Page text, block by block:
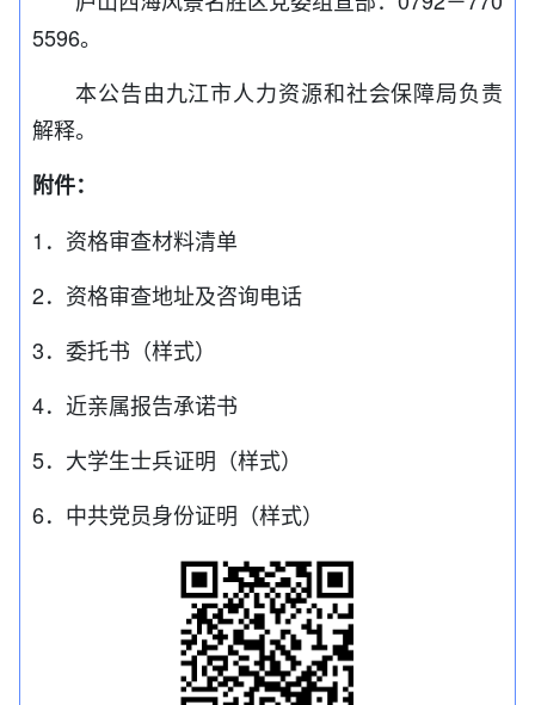
5596。
本公告由九江市人力资源和社会保障局负责
解释。
附件：
1．资格审查材料清单
2．资格审查地址及咨询电话
3．委托书（样式）
4．近亲属报告承诺书
5．大学生士兵证明（样式）
6．中共党员身份证明（样式）